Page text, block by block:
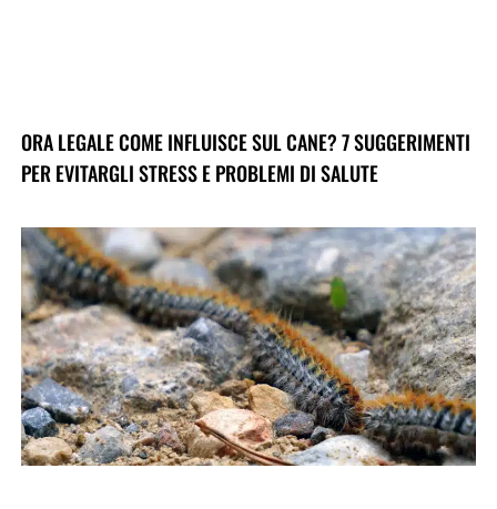
ORA LEGALE COME INFLUISCE SUL CANE? 7 SUGGERIMENTI
PER EVITARGLI STRESS E PROBLEMI DI SALUTE